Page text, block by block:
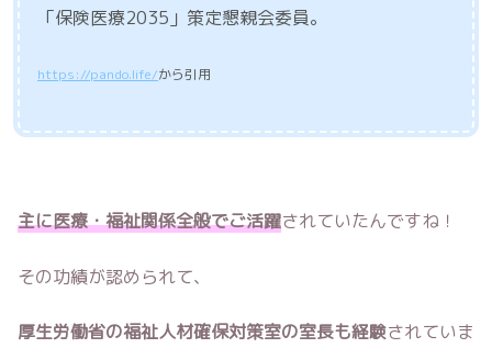
「保険医療2035」策定懇親会委員。
https://pando.life/から引用
主に医療・福祉関係全般でご活躍されていたんですね！
その功績が認められて、
厚生労働省の福祉人材確保対策室の室長も経験されていま